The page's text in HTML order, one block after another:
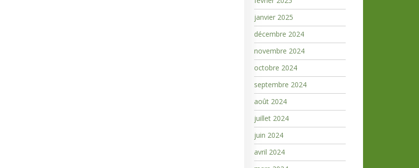
janvier 2025
décembre 2024
novembre 2024
octobre 2024
septembre 2024
août 2024
juillet 2024
juin 2024
avril 2024